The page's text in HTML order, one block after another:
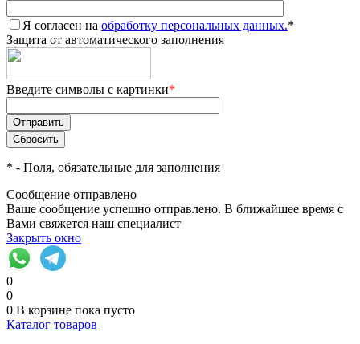
Я согласен на обработку персональных данных.*
Защита от автоматического заполнения
Введите символы с картинки*
* - Поля, обязательные для заполнения
Сообщение отправлено
Ваше сообщение успешно отправлено. В ближайшее время с
Вами свяжется наш специалист
Закрыть окно
0
0
0 В корзине пока пусто
Каталог товаров